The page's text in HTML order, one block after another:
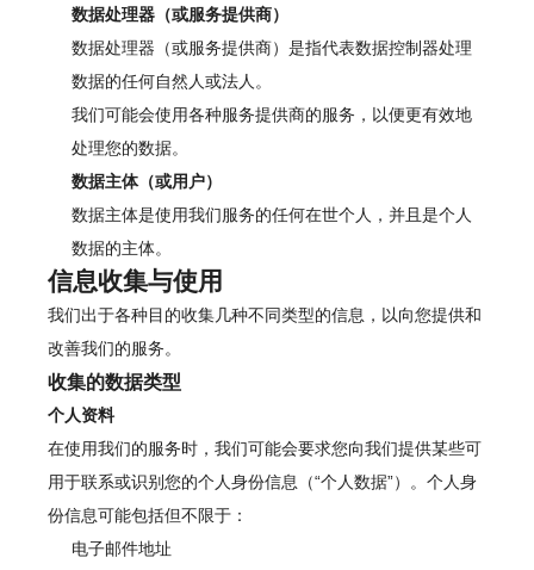
数据处理器（或服务提供商）
数据处理器（或服务提供商）是指代表数据控制器处理
数据的任何自然人或法人。
我们可能会使用各种服务提供商的服务，以便更有效地
处理您的数据。
数据主体（或用户）
数据主体是使用我们服务的任何在世个人，并且是个人
数据的主体。
信息收集与使用
我们出于各种目的收集几种不同类型的信息，以向您提供和
改善我们的服务。
收集的数据类型
个人资料
在使用我们的服务时，我们可能会要求您向我们提供某些可
用于联系或识别您的个人身份信息（“个人数据”）。个人身
份信息可能包括但不限于：
电子邮件地址